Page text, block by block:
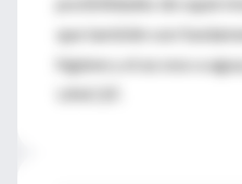
que también son
higiene y el acceso a
UNICEF.